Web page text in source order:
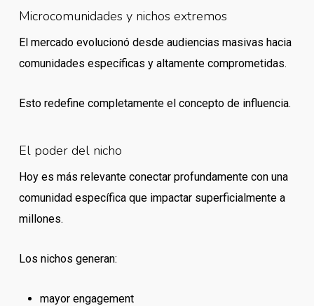
Microcomunidades y nichos extremos
El mercado evolucionó desde audiencias masivas hacia
comunidades específicas y altamente comprometidas.
Esto redefine completamente el concepto de influencia.
El poder del nicho
Hoy es más relevante conectar profundamente con una
comunidad específica que impactar superficialmente a
millones.
Los nichos generan:
mayor engagement